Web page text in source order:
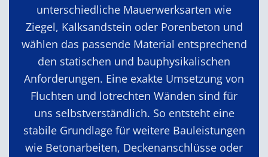
unterschiedliche Mauerwerksarten wie
Ziegel, Kalksandstein oder Porenbeton und
wählen das passende Material entsprechend
den statischen und bauphysikalischen
Anforderungen. Eine exakte Umsetzung von
Fluchten und lotrechten Wänden sind für
uns selbstverständlich. So entsteht eine
stabile Grundlage für weitere Bauleistungen
wie Betonarbeiten, Deckenanschlüsse oder